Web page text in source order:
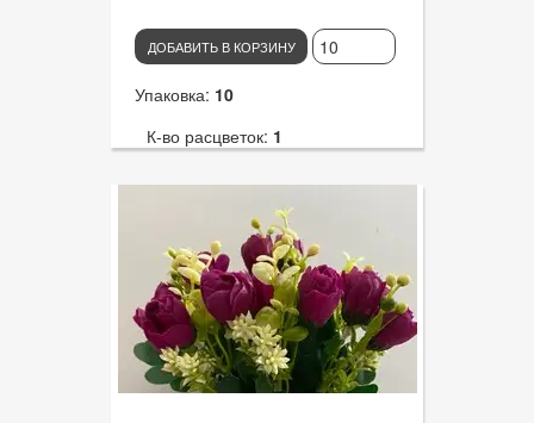
ДОБАВИТЬ В КОРЗИНУ
Упаковка: 10
К-во расцветок: 1
10
Артикул:3159
Диаметр цветка:12